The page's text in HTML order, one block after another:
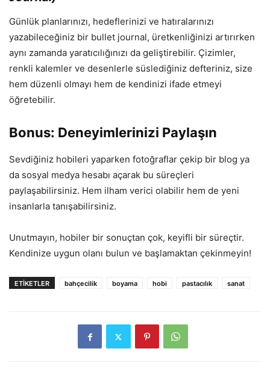
Günlük planlarınızı, hedeflerinizi ve hatıralarınızı
yazabileceğiniz bir bullet journal, üretkenliğinizi artırırken
aynı zamanda yaratıcılığınızı da geliştirebilir. Çizimler,
renkli kalemler ve desenlerle süslediğiniz defteriniz, size
hem düzenli olmayı hem de kendinizi ifade etmeyi
öğretebilir.
Bonus: Deneyimlerinizi Paylaşın
Sevdiğiniz hobileri yaparken fotoğraflar çekip bir blog ya
da sosyal medya hesabı açarak bu süreçleri
paylaşabilirsiniz. Hem ilham verici olabilir hem de yeni
insanlarla tanışabilirsiniz.
Unutmayın, hobiler bir sonuçtan çok, keyifli bir süreçtir.
Kendinize uygun olanı bulun ve başlamaktan çekinmeyin!
ETİKETLER bahçecilik boyama hobi pastacılık sanat